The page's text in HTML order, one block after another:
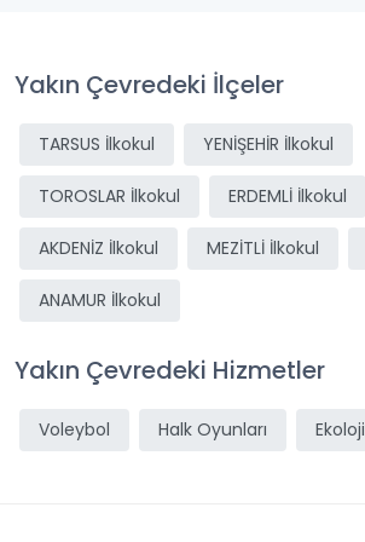
Yakın Çevredeki İlçeler
TARSUS İlkokul YENİŞEHİR İlkokul
TOROSLAR İlkokul ERDEMLİ İlkokul
AKDENİZ İlkokul MEZİTLİ İlkokul
ANAMUR İlkokul
Yakın Çevredeki Hizmetler
Voleybol Halk Oyunları Ekoloji